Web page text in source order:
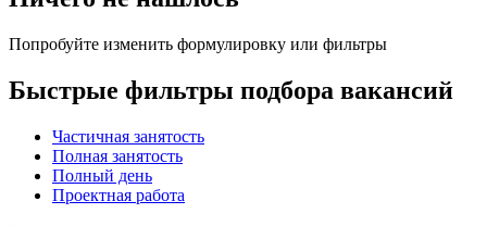
Попробуйте изменить формулировку или фильтры
Быстрые фильтры подбора вакансий
Частичная занятость
Полная занятость
Полный день
Проектная работа